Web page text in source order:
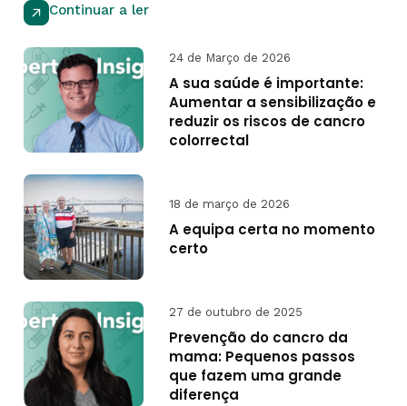
Continuar a ler
24 de Março de 2026
A sua saúde é importante:
Aumentar a sensibilização e
reduzir os riscos de cancro
colorrectal
18 de março de 2026
A equipa certa no momento
certo
27 de outubro de 2025
Prevenção do cancro da
mama: Pequenos passos
que fazem uma grande
diferença